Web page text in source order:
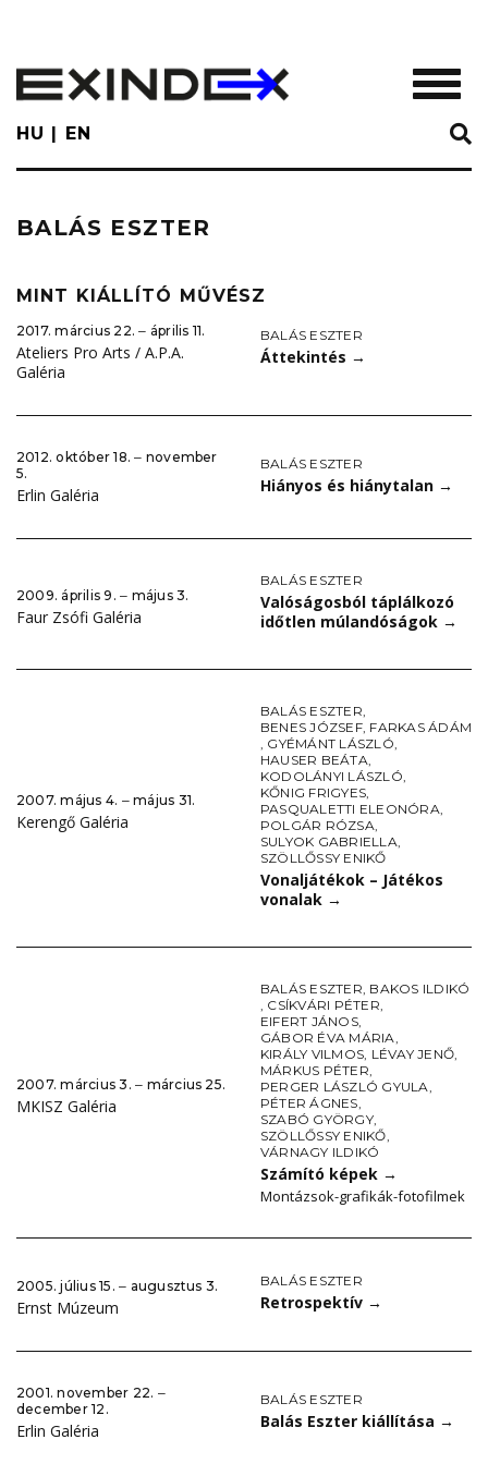
main
content
HU EN
BALÁS ESZTER
MINT KIÁLLÍTÓ MŰVÉSZ
2017. március 22. ‒ április 11.
Ateliers Pro Arts / A.P.A.
Galéria
BALÁS ESZTER
Áttekintés →
2012. október 18. ‒ november
5.
Erlin Galéria
BALÁS ESZTER
Hiányos és hiánytalan →
2009. április 9. ‒ május 3.
Faur Zsófi Galéria
BALÁS ESZTER
Valóságosból táplálkozó
időtlen múlandóságok →
2007. május 4. ‒ május 31.
Kerengő Galéria
BALÁS ESZTER,
BENES JÓZSEF, FARKAS ÁDÁM
, GYÉMÁNT LÁSZLÓ,
HAUSER BEÁTA,
KODOLÁNYI LÁSZLÓ,
KŐNIG FRIGYES,
PASQUALETTI ELEONÓRA,
POLGÁR RÓZSA,
SULYOK GABRIELLA,
SZÖLLŐSSY ENIKŐ
Vonaljátékok – Játékos
vonalak →
2007. március 3. ‒ március 25.
MKISZ Galéria
BALÁS ESZTER, BAKOS ILDIKÓ
, CSÍKVÁRI PÉTER,
EIFERT JÁNOS,
GÁBOR ÉVA MÁRIA,
KIRÁLY VILMOS, LÉVAY JENŐ,
MÁRKUS PÉTER,
PERGER LÁSZLÓ GYULA,
PÉTER ÁGNES,
SZABÓ GYÖRGY,
SZÖLLŐSSY ENIKŐ,
VÁRNAGY ILDIKÓ
Számító képek →
Montázsok-grafikák-fotofilmek
2005. július 15. ‒ augusztus 3.
Ernst Múzeum
BALÁS ESZTER
Retrospektív →
2001. november 22. ‒
december 12.
Erlin Galéria
BALÁS ESZTER
Balás Eszter kiállítása →